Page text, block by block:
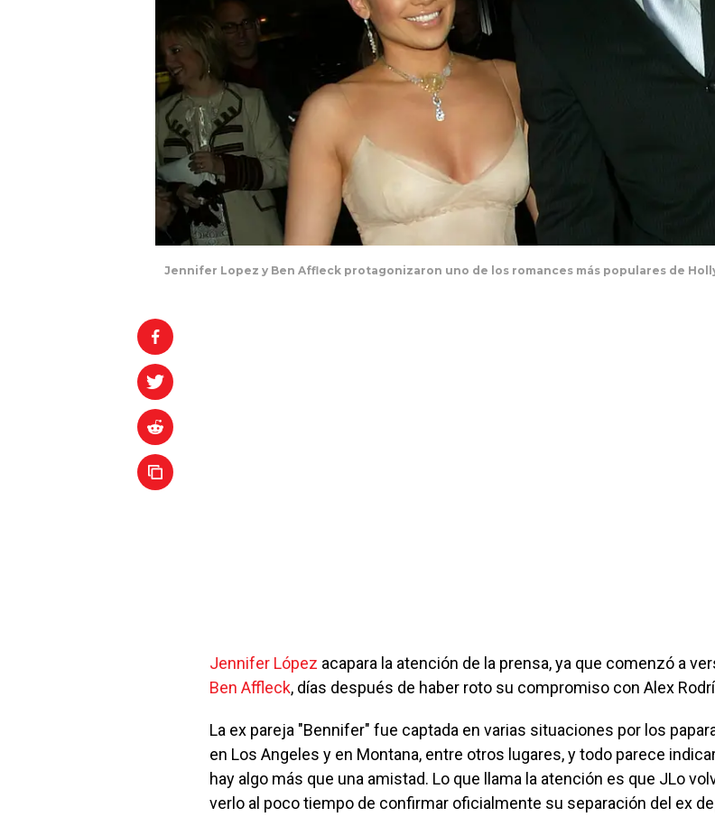
Jennifer Lopez y Ben Affleck protagonizaron uno de los romances más populares de
Jennifer López acapara la atención de la prensa, ya que comenzó a
Ben Affleck, días después de haber roto su compromiso con Alex
La ex pareja "Bennifer" fue captada en varias situaciones por los
en Los Angeles y en Montana, entre otros lugares, y todo parece
hay algo más que una amistad. Lo que llama la atención es que JLo
verlo al poco tiempo de confirmar oficialmente su separación del ex